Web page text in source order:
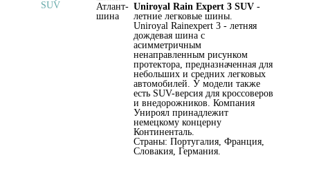
Uniroyal Rain Expert 3 SUV -
летние легковые шины.
Uniroyal Rainexpert 3 - летняя
дождевая шина с
асимметричным
ненаправленным рисунком
протектора, предназначенная для
небольших и средних легковых
автомобилей. У модели также
есть SUV-версия для кроссоверов
и внедорожников. Компания
Унироял принадлежит
немецкому концерну
Континенталь.
Страны: Португалия, Франция,
Словакия, Германия.